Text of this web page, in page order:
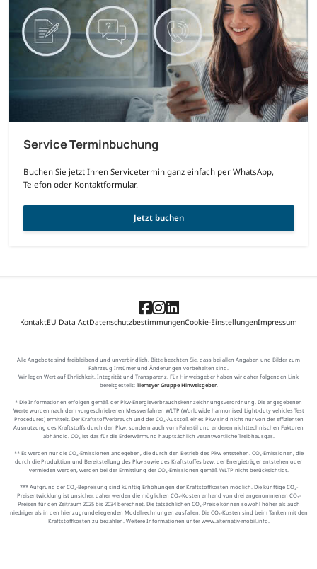
Service Terminbuchung
Buchen Sie jetzt Ihren Servicetermin ganz einfach per WhatsApp,
Telefon oder Kontaktformular.
Jetzt buchen
KontaktEU Data ActDatenschutzbestimmungenCookie-EinstellungenImpressum
Alle Angebote sind freibleibend und unverbindlich. Bitte beachten Sie, dass bei allen Angaben und Bilder zum
Fahrzeug Irrtümer und Änderungen vorbehalten sind.
Wir legen Wert auf Ehrlichkeit, Integrität und Transparenz. Für Hinweisgeber haben wir daher folgenden Link
bereitgestellt: Tiemeyer Gruppe Hinweisgeber.
* Die Informationen erfolgen gemäß der Pkw-Energieverbrauchskennzeichnungsverordnung. Die angegebenen
Werte wurden nach dem vorgeschriebenen Messverfahren WLTP (Worldwide harmonised Light-duty vehicles Test
Procedures) ermittelt. Der Kraftstoffverbrauch und der CO₂-Ausstoß eines Pkw sind nicht nur von der effizienten
Ausnutzung des Kraftstoffs durch den Pkw, sondern auch vom Fahrstil und anderen nichttechnischen Faktoren
abhängig. CO₂ ist das für die Erderwärmung hauptsächlich verantwortliche Treibhausgas.
** Es werden nur die CO₂-Emissionen angegeben, die durch den Betrieb des Pkw entstehen. CO₂-Emissionen, die
durch die Produktion und Bereitstellung des Pkw sowie des Kraftstoffes bzw. der Energieträger entstehen oder
vermieden werden, werden bei der Ermittlung der CO₂-Emissionen gemäß WLTP nicht berücksichtigt.
*** Aufgrund der CO₂-Bepreisung sind künftig Erhöhungen der Kraftstoffkosten möglich. Die künftige CO₂-
Preisentwicklung ist unsicher, daher werden die möglichen CO₂-Kosten anhand von drei angenommenen CO₂-
Preisen für den Zeitraum 2025 bis 2034 berechnet. Die tatsächlichen CO₂-Preise können sowohl höher als auch
niedriger als in den hier zugrundeliegenden Modellrechnungen ausfallen. Die CO₂-Kosten sind beim Tanken mit den
Kraftstoffkosten zu bezahlen. Weitere Informationen unter www.alternativ-mobil.info.